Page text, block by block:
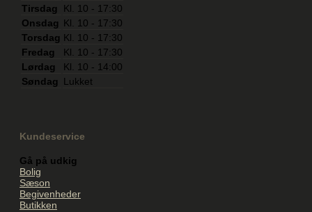
Tirsdag
Kl. 10 - 17:30
Onsdag Kl. 10 - 17:30
Torsdag Kl. 10 - 17:30
Fredag
Kl. 10 - 17:30
Lørdag
Kl. 10 - 14:00
Søndag
Lukket
Kundeservice
Gå på udkig
Bolig
Sæson
Begivenheder
Butikken